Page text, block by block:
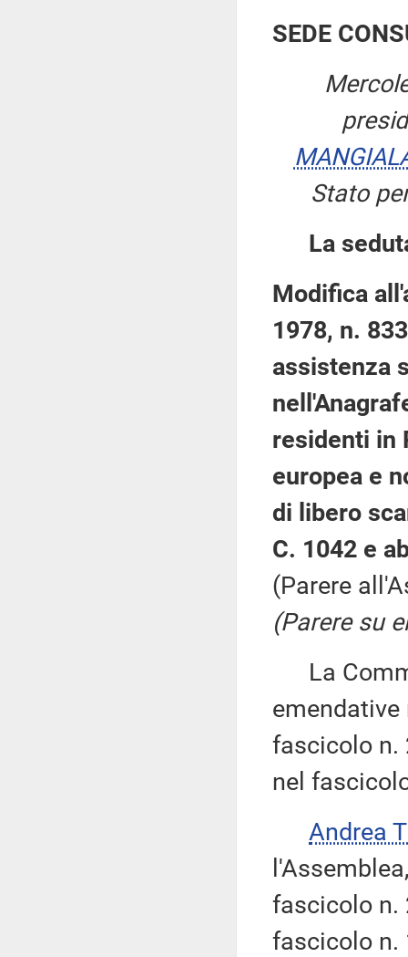
SEDE
Stato
La
Modifica
1978, n.
assistenza
residenti in
europea e
di libero
C. 1042 e
(Parere
(Parere su
La
fascicolo n.
nel
Andrea
fascicolo n.
fascicolo n.